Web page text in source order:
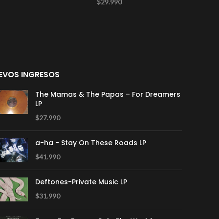
INGRESOS
The Mamas & The Papas – For Dreamers
LP
$27.990
a-ha - Stay On These Roads LP
$41.990
Deftones-Private Music LP
$31.990